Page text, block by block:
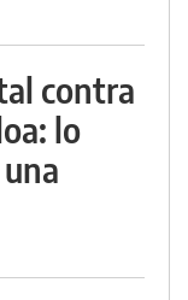
contra
lo